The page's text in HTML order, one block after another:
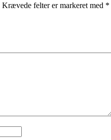
Krævede felter er markeret med *